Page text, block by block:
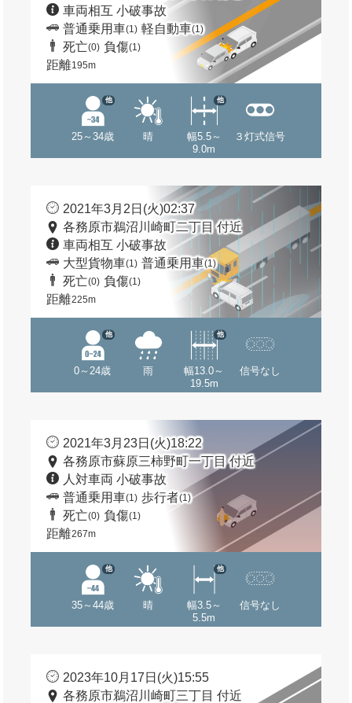
車両相互 小破事故
普通乗用車(1) 軽自動車(1)
死亡(0) 負傷(1)
距離195m
25～34歳
他
晴
幅5.5～
9.0m
他
３灯式信号
2021年3月2日(火)02:37
各務原市鵜沼川崎町二丁目 付近
車両相互 小破事故
大型貨物車(1) 普通乗用車(1)
死亡(0) 負傷(1)
距離225m
0～24歳
他
雨
幅13.0～
19.5m
他
信号なし
2021年3月23日(火)18:22
各務原市蘇原三柿野町一丁目 付近
人対車両 小破事故
普通乗用車(1) 歩行者(1)
死亡(0) 負傷(1)
距離267m
35～44歳
他
晴
幅3.5～
5.5m
他
信号なし
2023年10月17日(火)15:55
各務原市鵜沼川崎町三丁目 付近